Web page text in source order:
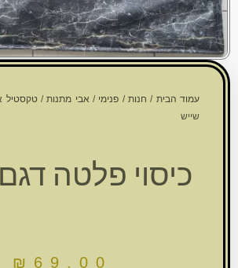
עמוד הבית / חנות/ פנימי / אבי מתנות/טקסטיל
שייש
כיסוי פלטה
₪ 69.00